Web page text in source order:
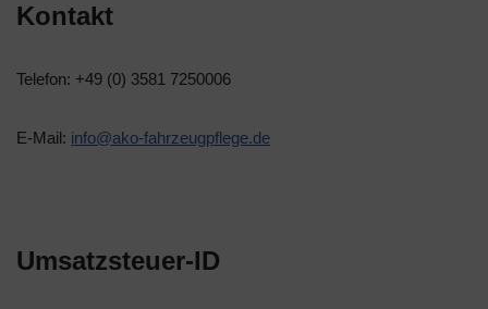
Kontakt
Telefon: +49 (0) 3581 7250006
E-Mail: info@ako-fahrzeugpflege.de
Umsatzsteuer-ID